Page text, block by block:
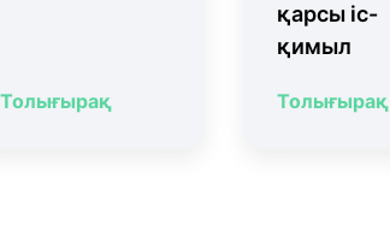
Толығырақ
қарсы іс-
қимыл
Толығырақ